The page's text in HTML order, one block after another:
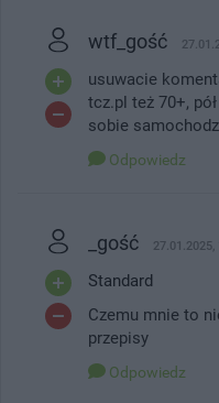
wtf_gość
usuwacie
tcz.pl też 70+,
sobie
Odpowiedz
_gość 27.01.2025,
Standard
Czemu mnie to
przepisy
Odpowiedz